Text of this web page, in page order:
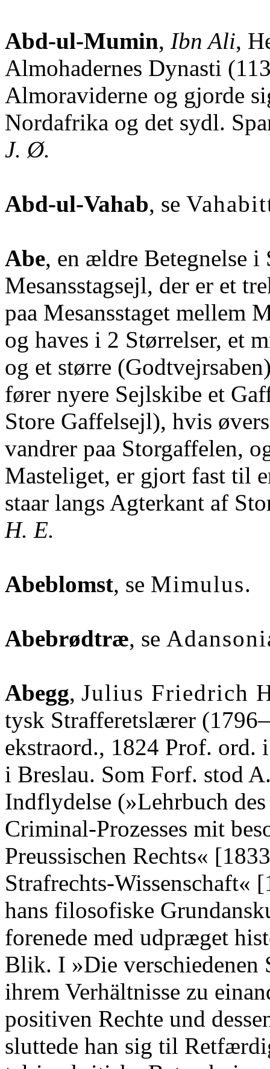
Abd-ul-Mumin, Ibn Ali,
Almohadernes Dynasti
Almoraviderne og gjorde
Nordafrika og det sydl.
J. Ø.
Abd-ul-Vahab, se
Abe, en ældre Betegnelse i
Mesansstagsejl, der er et
paa Mesansstaget mellem
og haves i 2 Størrelser, et
og et større
fører nyere Sejlskibe et
Store Gaffelsejl), hvis
vandrer paa Storgaffelen,
Masteliget, er gjort fast til
staar langs Agterkant af
H. E.
Abeblomst, se Mimulus.
Abebrødtræ, se
Abegg, Julius Friedrich
tysk Strafferetslærer
ekstraord., 1824 Prof. ord.
i Breslau. Som Forf. stod
Indflydelse (»Lehrbuch
Criminal-Prozesses mit
Preussischen Rechts«
Strafrechts-Wissenschaft«
hans filosofiske
forenede med udpræget
Blik. I »Die verschiedenen
ihrem Verhältnisse zu
positiven Rechte und
sluttede han sig til